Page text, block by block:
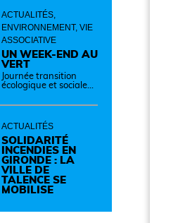
ACTUALITÉS,
ENVIRONNEMENT, VIE
ASSOCIATIVE
UN WEEK-END AU
VERT
Journée transition
écologique et sociale
de 14h à 19h Des
des rencontres pour
passer à l'action !
Cette journée réunit
de nombreux
partenaires autour
d'initiatives concrètes
pour un territoire plus
durable et solidaire.
ACTUALITÉS
SOLIDARITÉ
INCENDIES EN
GIRONDE : LA
VILLE DE
TALENCE SE
MOBILISE